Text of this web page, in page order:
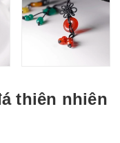
thiên nhiên